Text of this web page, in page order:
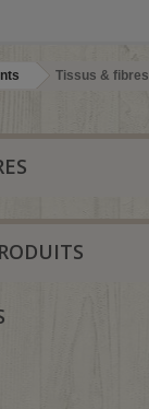
Tissus & fibres